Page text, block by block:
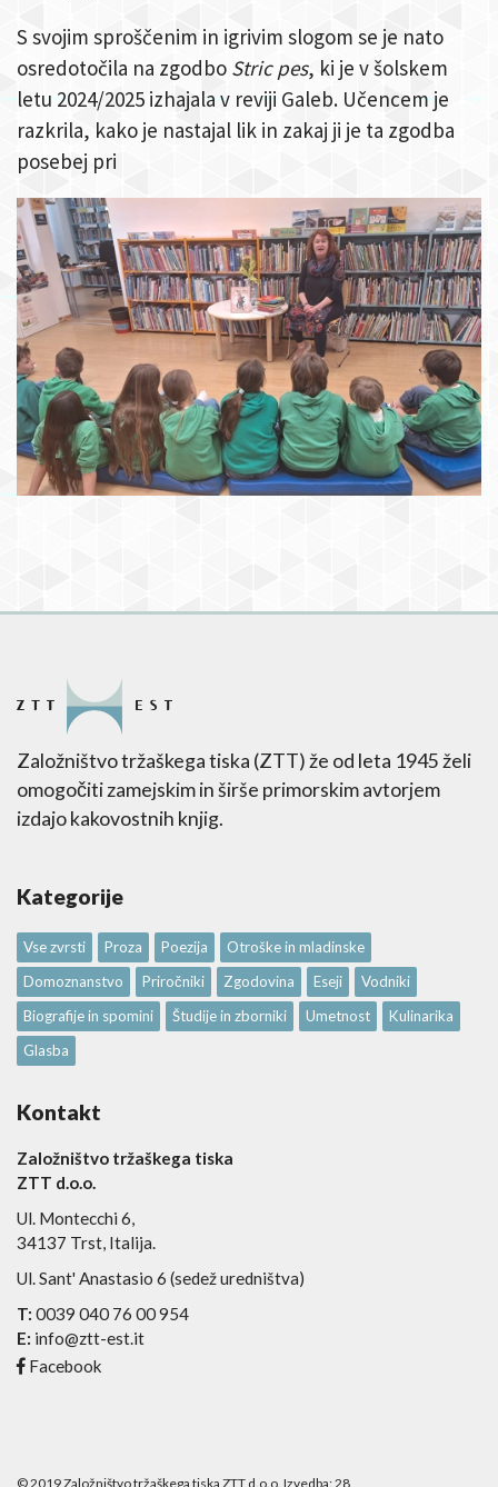
S svojim sproščenim in igrivim slogom se je nato
osredotočila na zgodbo Stric pes, ki je v šolskem
letu 2024/2025 izhajala v reviji Galeb. Učencem je
razkrila, kako je nastajal lik in zakaj ji je ta zgodba
posebej pri
Založništvo tržaškega tiska (ZTT) že od leta 1945 želi
omogočiti zamejskim in širše primorskim avtorjem
izdajo kakovostnih knjig.
Kategorije
Vse zvrsti Proza Poezija
Otroške in mladinske
Domoznanstvo
Priročniki Zgodovina Eseji
Vodniki
Biografije in spomini
Študije in zborniki Umetnost
Kulinarika
Glasba
Kontakt
Založništvo tržaškega tiska
ZTT d.o.o.
Ul. Montecchi 6,
34137 Trst, Italija.
Ul. Sant' Anastasio 6 (sedež uredništva)
T: 0039 040 76 00 954
E: info@ztt-est.it
Facebook
© 2019 Založništvo tržaškega tiska ZTT d.o.o. Izvedba:28